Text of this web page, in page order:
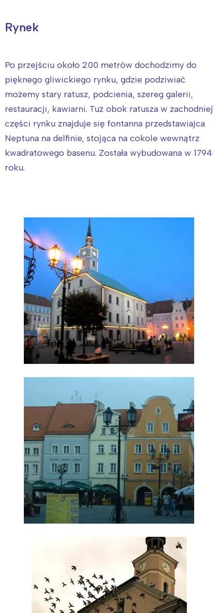
Rynek
Po przejściu około 200 metrów dochodzimy do
pięknego gliwickiego rynku, gdzie podziwiać
możemy stary ratusz, podcienia, szereg galerii,
restauracji, kawiarni. Tuż obok ratusza w zachodniej
części rynku znajduje się fontanna przedstawiajca
Neptuna na delfinie, stojąca na cokole wewnątrz
kwadratowego basenu. Została wybudowana w 1794
roku.